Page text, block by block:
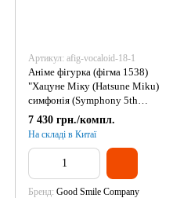
Артикул: afig-vocaloid-18-1
Аніме фігурка (фігма 1538)
"Хацуне Міку (Hatsune Miku)
симфонія (Symphony 5th
Anniversary Ver.)" - Вокалоїд
(Vocaloid) - оригінал, 10 см
7 430 грн./компл.
На складі в Китаї
Бренд Good Smile Company